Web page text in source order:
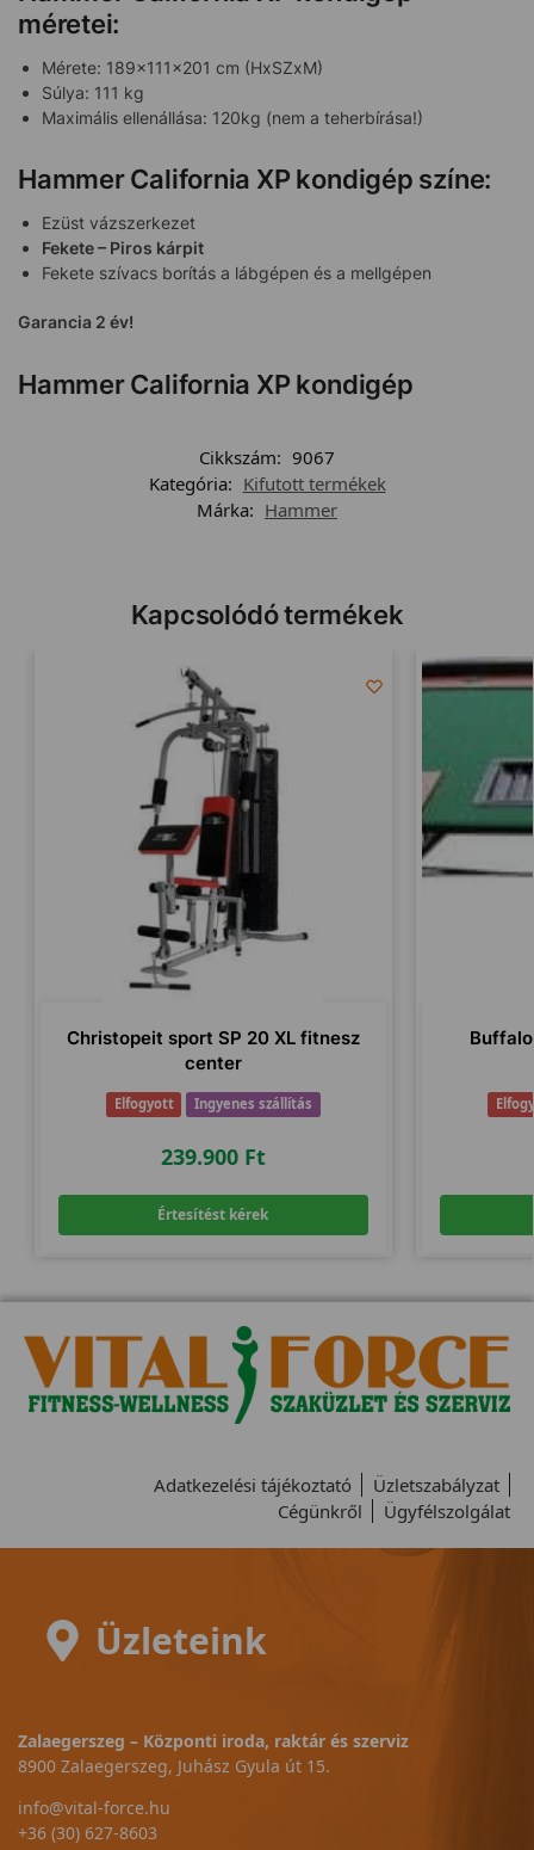
méretei:
Mérete: 189x111x201 cm (HxSZxM)
Súlya: 111 kg
Maximális ellenállása: 120kg (nem a teherbírása!)
Hammer California XP kondigép színe:
Ezüst vázszerkezet
Fekete – Piros kárpit
Fekete szívacs borítás a lábgépen és a mellgépen
Garancia 2 év!
Hammer California XP kondigép
Cikkszám: 9067
Kategória: Kifutott termékek
Márka: Hammer
Kapcsolódó termékek
Christopeit sport SP 20 XL fitnesz
center
Elfogyott Ingyenes szállítás
239.900 Ft
Értesítést kérek
Adatkezelési tájékoztató
Üzletszabályzat
Cégünkről
Ügyfélszolgálat
Üzleteink
Zalaegerszeg – Központi iroda, raktár és szerviz
8900 Zalaegerszeg, Juhász Gyula út 15.
info@vital-force.hu
+36 (30) 627-8603